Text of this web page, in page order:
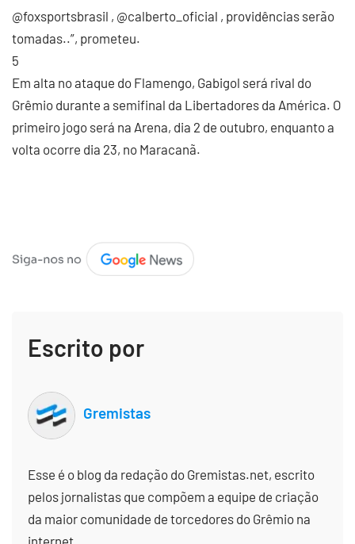
@foxsportsbrasil , @calberto_oficial , providências serão
tomadas..”, prometeu.
5
Em alta no ataque do Flamengo, Gabigol será rival do
Grêmio durante a semifinal da Libertadores da América. O
primeiro jogo será na Arena, dia 2 de outubro, enquanto a
volta ocorre dia 23, no Maracanã.
Escrito por
Gremistas
Esse é o blog da redação do Gremistas.net, escrito
pelos jornalistas que compõem a equipe de criação
da maior comunidade de torcedores do Grêmio na
internet.